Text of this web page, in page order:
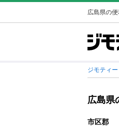
広島県の
ジモティー
広島県
市区郡